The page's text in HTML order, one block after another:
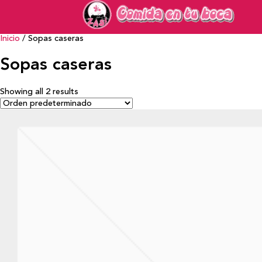
Inicio / Sopas caseras
Sopas caseras
Showing all 2 results